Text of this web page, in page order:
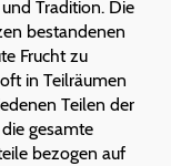
Tradition. Die
bestandenen
Frucht zu
in Teilräumen
Teilen der
gesamte
bezogen auf